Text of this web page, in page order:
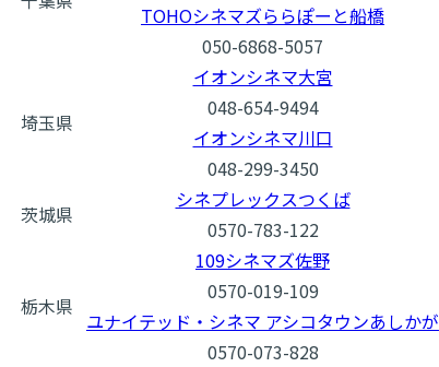
TOHOシネマズららぽーと船橋
050-6868-5057
埼玉県
イオンシネマ大宮
048-654-9494
イオンシネマ川口
048-299-3450
茨城県
シネプレックスつくば
0570-783-122
栃木県
109シネマズ佐野
0570-019-109
ユナイテッド・シネマ アシコタウンあしかが
0570-073-828